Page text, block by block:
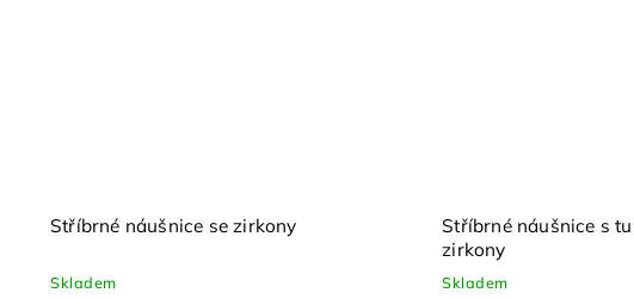
Stříbrné náušnice se zirkony
Skladem
Stříbrné náušnice s
zirkony
Skladem